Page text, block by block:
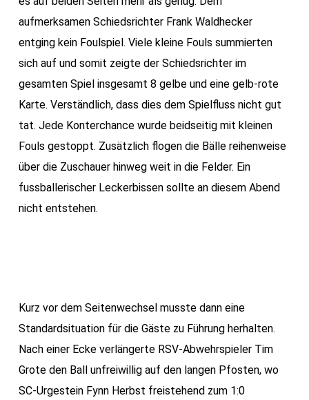
aufmerksamen Schiedsrichter Frank Waldhecker
entging kein Foulspiel. Viele kleine Fouls summierten
sich auf und somit zeigte der Schiedsrichter im
gesamten Spiel insgesamt 8 gelbe und eine gelb-rote
Karte. Verständlich, dass dies dem Spielfluss nicht gut
tat. Jede Konterchance wurde beidseitig mit kleinen
Fouls gestoppt. Zusätzlich flogen die Bälle reihenweise
über die Zuschauer hinweg weit in die Felder. Ein
fussballerischer Leckerbissen sollte an diesem Abend
nicht entstehen.
Kurz vor dem Seitenwechsel musste dann eine
Standardsituation für die Gäste zu Führung herhalten.
Nach einer Ecke verlängerte RSV-Abwehrspieler Tim
Grote den Ball unfreiwillig auf den langen Pfosten, wo
SC-Urgestein Fynn Herbst freistehend zum 1:0